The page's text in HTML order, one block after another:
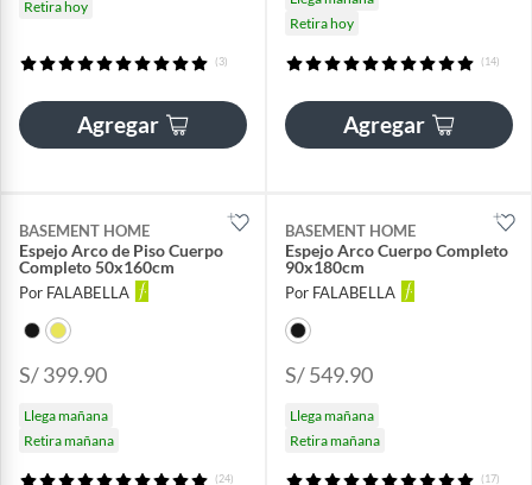
Retira hoy
(3)
Agregar
Retira hoy
(14)
Agregar
BASEMENT HOME
Espejo Arco de Piso Cuerpo
Completo 50x160cm
Por FALABELLA
S/ 399.90
Llega mañana
Retira mañana
(24)
BASEMENT HOME
Espejo Arco Cuerpo Completo
90x180cm
Por FALABELLA
S/ 549.90
Llega mañana
Retira mañana
(17)